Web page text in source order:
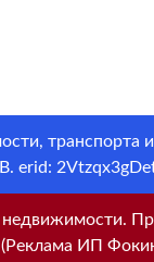
транспорта
erid:
(Реклама ИП